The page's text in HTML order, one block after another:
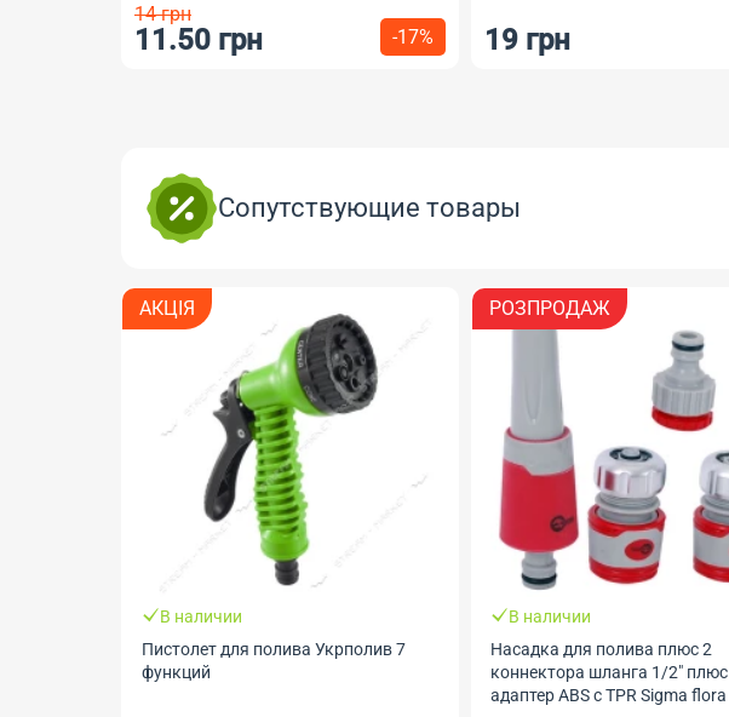
14 грн
11.50 грн -17% 19 грн
Сопутствующие товары
АКЦІЯ
В наличии
Пистолет для полива Укрполив 7
функций
РОЗПРОДАЖ
В наличии
Насадка для полива плюс 2
коннектора шланга 1/2" плюс
адаптер ABS с TPR Sigma flora